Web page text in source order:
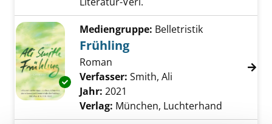
Exemplar-Details von Frühling anzeigen
Mediengruppe: Belletristik
Frühling
Roman
Verfasser: Smith, Ali
Jahr: 2021
Verlag: München, Luchterhand